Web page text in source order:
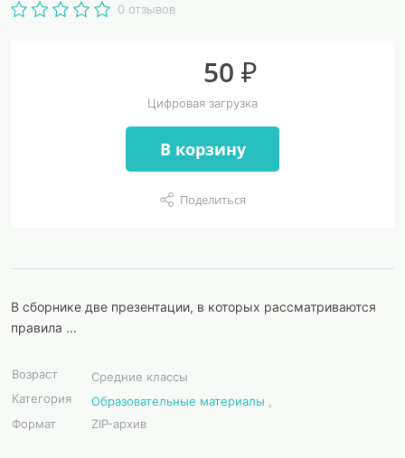
0 отзывов
50 ₽
Цифровая загрузка
В корзину
Поделиться
В сборнике две презентации, в которых рассматриваются
правила ...
Возраст
Средние классы
Категория
Образовательные материалы
Формат
ZIP-архив